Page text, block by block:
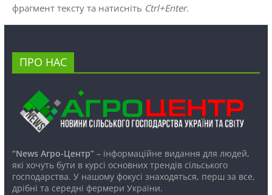
фрагмент тексту та натисніть Ctrl+Enter.
ПРО НАС
“News Агро-Центр”– інформаційне видання для людей,
які хочуть бути в курсі основних трендів сільського
господарства. У нашому фокусі знаходяться, перш за все,
дрібні та середні фермери України.